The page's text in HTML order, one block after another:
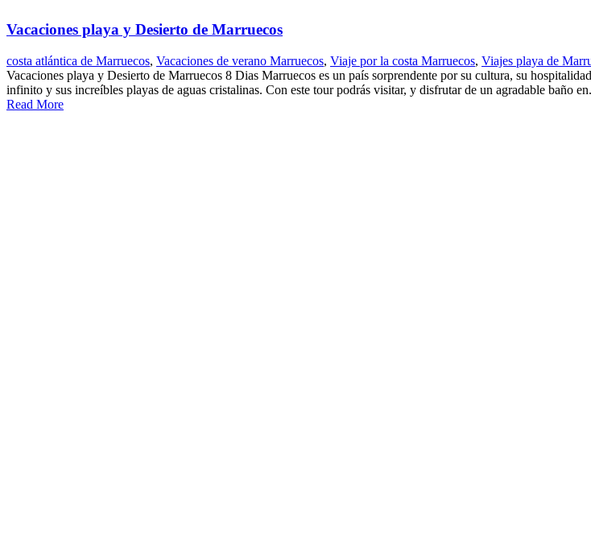
Vacaciones playa y Desierto de Marruecos
costa atlántica de Marruecos, Vacaciones de verano Marruecos, Viaje por la costa Marruecos, Viajes playa de
Vacaciones playa y Desierto de Marruecos 8 Dias Marruecos es un país sorprendente por su cultura, su
infinito y sus increíbles playas de aguas cristalinas. Con este tour podrás visitar, y disfrutar de un agradable baño
Read More